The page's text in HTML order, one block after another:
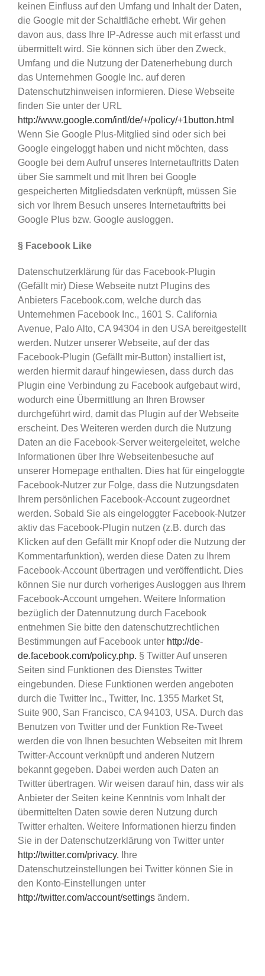
keinen Einfluss auf den Umfang und Inhalt der Daten,
die Google mit der Schaltfläche erhebt. Wir gehen
davon aus, dass Ihre IP-Adresse auch mit erfasst und
übermittelt wird. Sie können sich über den Zweck,
Umfang und die Nutzung der Datenerhebung durch
das Unternehmen Google Inc. auf deren
Datenschutzhinweisen informieren. Diese Webseite
finden Sie unter der URL
http://www.google.com/intl/de/+/policy/+1button.html
Wenn Sie Google Plus-Mitglied sind oder sich bei
Google eingeloggt haben und nicht möchten, dass
Google bei dem Aufruf unseres Internetauftritts Daten
über Sie sammelt und mit Ihren bei Google
gespeicherten Mitgliedsdaten verknüpft, müssen Sie
sich vor Ihrem Besuch unseres Internetauftritts bei
Google Plus bzw. Google ausloggen.
§ Facebook Like
Datenschutzerklärung für das Facebook-Plugin
(Gefällt mir) Diese Webseite nutzt Plugins des
Anbieters Facebook.com, welche durch das
Unternehmen Facebook Inc., 1601 S. California
Avenue, Palo Alto, CA 94304 in den USA bereitgestellt
werden. Nutzer unserer Webseite, auf der das
Facebook-Plugin (Gefällt mir-Button) installiert ist,
werden hiermit darauf hingewiesen, dass durch das
Plugin eine Verbindung zu Facebook aufgebaut wird,
wodurch eine Übermittlung an Ihren Browser
durchgeführt wird, damit das Plugin auf der Webseite
erscheint. Des Weiteren werden durch die Nutzung
Daten an die Facebook-Server weitergeleitet, welche
Informationen über Ihre Webseitenbesuche auf
unserer Homepage enthalten. Dies hat für eingeloggte
Facebook-Nutzer zur Folge, dass die Nutzungsdaten
Ihrem persönlichen Facebook-Account zugeordnet
werden. Sobald Sie als eingeloggter Facebook-Nutzer
aktiv das Facebook-Plugin nutzen (z.B. durch das
Klicken auf den Gefällt mir Knopf oder die Nutzung der
Kommentarfunktion), werden diese Daten zu Ihrem
Facebook-Account übertragen und veröffentlicht. Dies
können Sie nur durch vorheriges Ausloggen aus Ihrem
Facebook-Account umgehen. Weitere Information
bezüglich der Datennutzung durch Facebook
entnehmen Sie bitte den datenschutzrechtlichen
Bestimmungen auf Facebook unter http://de-
de.facebook.com/policy.php. § Twitter Auf unseren
Seiten sind Funktionen des Dienstes Twitter
eingebunden. Diese Funktionen werden angeboten
durch die Twitter Inc., Twitter, Inc. 1355 Market St,
Suite 900, San Francisco, CA 94103, USA. Durch das
Benutzen von Twitter und der Funktion Re-Tweet
werden die von Ihnen besuchten Webseiten mit Ihrem
Twitter-Account verknüpft und anderen Nutzern
bekannt gegeben. Dabei werden auch Daten an
Twitter übertragen. Wir weisen darauf hin, dass wir als
Anbieter der Seiten keine Kenntnis vom Inhalt der
übermittelten Daten sowie deren Nutzung durch
Twitter erhalten. Weitere Informationen hierzu finden
Sie in der Datenschutzerklärung von Twitter unter
http://twitter.com/privacy. Ihre
Datenschutzeinstellungen bei Twitter können Sie in
den Konto-Einstellungen unter
http://twitter.com/account/settings ändern.